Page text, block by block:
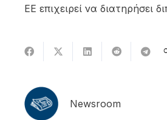
ΕΕ επιχειρεί να διατηρήσει
Newsroom